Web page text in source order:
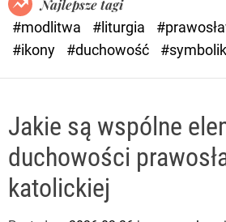
e
Najlepsze tagi
#modlitwa
#liturgia
#ikony
#duchowość
Jakie są wspólne
duchowości
katolickiej